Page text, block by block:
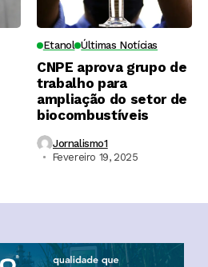
Etanol Últimas Notícias
CNPE aprova grupo de
trabalho para
ampliação do setor de
biocombustíveis
Jornalismo1
Fevereiro 19, 2025